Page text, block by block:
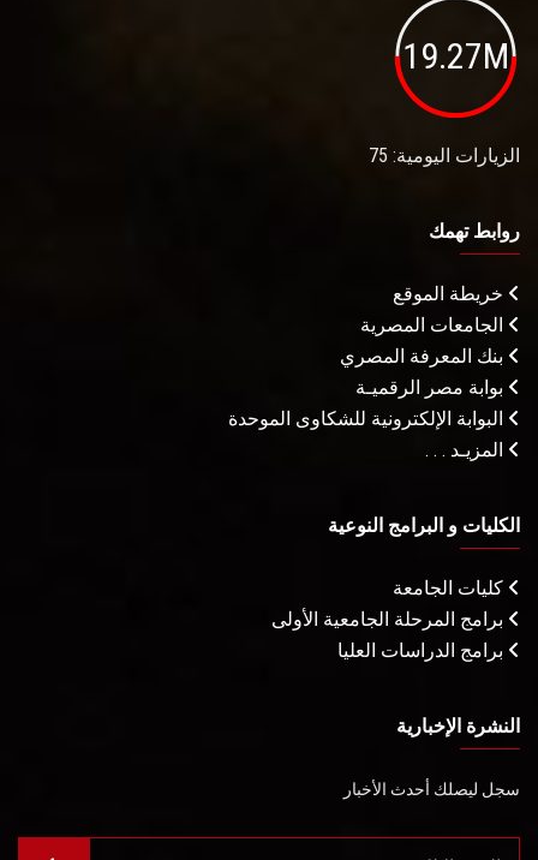
19.27M
الزيارات اليومية: 75
روابط تهمك
خريطة الموقع
الجامعات المصرية
بنك المعرفة المصري
بوابة مصر الرقميـة
البوابة الإلكترونية للشكاوى الموحدة
المزيـد . . .
الكليات و البرامج النوعية
كليات الجامعة
برامج المرحلة الجامعية الأولى
برامج الدراسات العليا
النشرة الإخبارية
سجل ليصلك أحدث الأخبار